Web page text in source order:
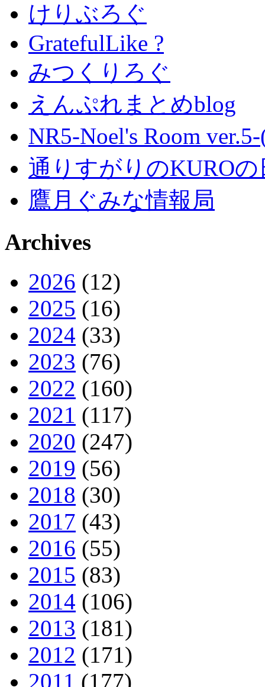
けりぶろぐ
GratefulLike ?
みつくりろぐ
えんぷれまとめblog
NR5-Noel's Room
通りすがりのKURO
鷹月ぐみな情報局
Archives
2026 (12)
2025 (16)
2024 (33)
2023 (76)
2022 (160)
2021 (117)
2020 (247)
2019 (56)
2018 (30)
2017 (43)
2016 (55)
2015 (83)
2014 (106)
2013 (181)
2012 (171)
2011 (177)